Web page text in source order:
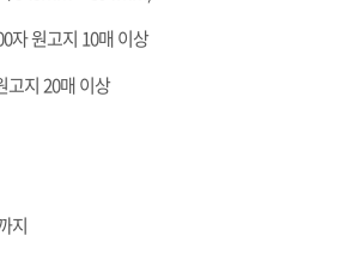
원고지 10매 이상
20매 이상
지